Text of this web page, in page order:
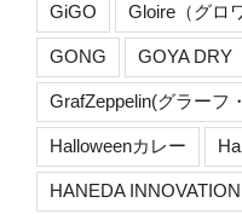
GiGO Gloire（グロ
GONG GOYA DRY
GrafZeppelin(グラーフ
Halloweenカレー
HANEDA